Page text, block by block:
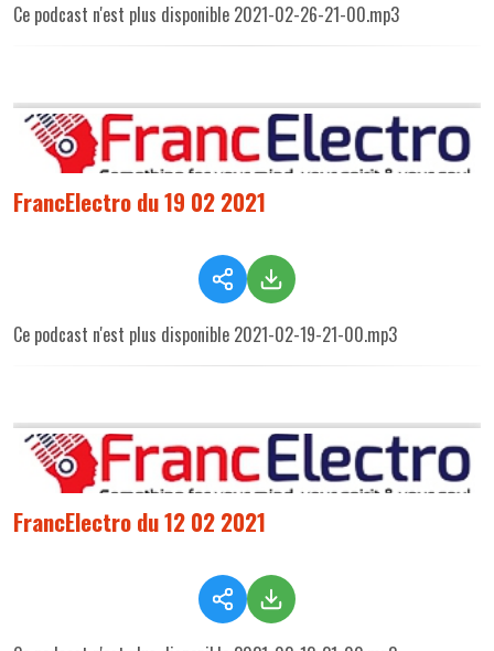
Ce podcast n'est plus disponible 2021-02-26-21-00.mp3
FrancElectro du 19 02 2021
Ce podcast n'est plus disponible 2021-02-19-21-00.mp3
FrancElectro du 12 02 2021